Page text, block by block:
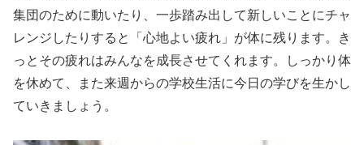
集団のために動いたり、一歩踏み出して新しいことにチャ
レンジしたりすると「心地よい疲れ」が体に残ります。き
っとその疲れはみんなを成長させてくれます。しっかり体
を休めて、また来週からの学校生活に今日の学びを生かし
ていきましょう。